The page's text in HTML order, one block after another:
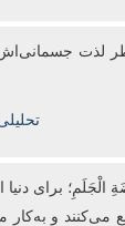
لذت جسمانی
الْجَلَمِ؛ برای
و